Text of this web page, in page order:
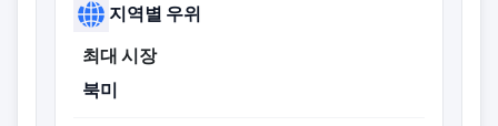
지역별 우위
최대 시장
북미